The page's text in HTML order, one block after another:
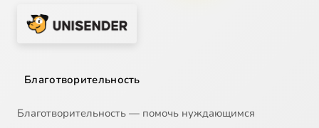
Благотворительность
Благотворительность — помочь нуждающимся